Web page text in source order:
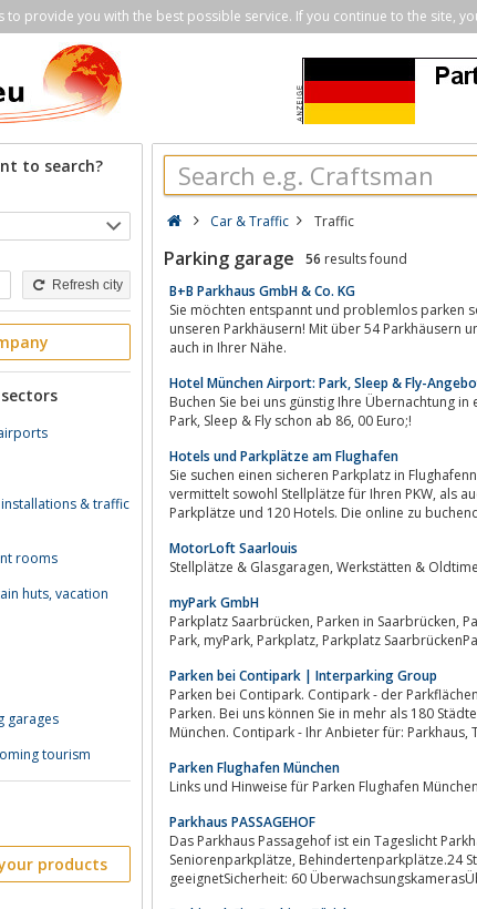
to provide you with the best possible service. If you continue to the site,
to search?
Refresh city
& traffic
rooms
huts, vacation
garages
tourism
products
Car & Traffic Traffic
Parking garage 56 results found
B+B Parkhaus GmbH & Co. KG
Sie möchten entspannt und problemlos parken
unseren Parkhäusern! Mit über 54 Parkhäusern
auch in Ihrer Nähe.
Hotel München Airport: Park, Sleep & Fly-
Buchen Sie bei uns günstig Ihre Übernachtung
Park, Sleep & Fly schon ab 86, 00 Euro;!
Hotels und Parkplätze am Flughafen
Sie suchen einen sicheren Parkplatz in
vermittelt sowohl Stellplätze für Ihren PKW, als auch Hotelzimmer. Gegenwärtig bietet Parkdiscounter 103 Flughafen-
MotorLoft Saarlouis
myPark GmbH
Parkplatz Saarbrücken, Parken in Saarbrücken, Parken Futterstraße, Parkplatz Futterstraße, Parkplatz Scala, City Parkplatz, my
Park, myPark, Parkplatz, Parkplatz
Parken bei Contipark | Interparking Group
Parken bei Contipark. Contipark - der Parkflächenbetreiber
Parken. Bei uns können Sie in mehr als 180 Städten günstig parken z.B.
Parken Flughafen München
Links und Hinweise für Parken Flughafen
Parkhaus PASSAGEHOF
Das Parkhaus Passagehof ist ein Tageslicht
Seniorenparkplätze, Behindertenparkplätze.24 Stunden geöffnet, Farbleitkonzeptgroße Aufzüge, Doppelkinderwagen
geeignetSicherheit: 60